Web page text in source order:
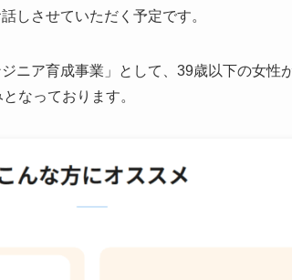
しさせていただく予定です。
ニア育成事業」として、39歳以下の女性
なっております。